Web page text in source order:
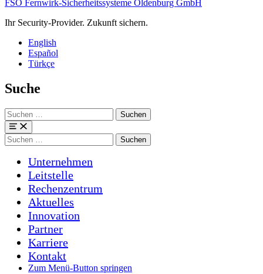
FSO Fernwirk-Sicherheitssysteme Oldenburg GmbH
Ihr Security-Provider. Zukunft sichern.
English
Español
Türkçe
Suche
Suchen
nach:
Menü
Suchen
nach:
Unternehmen
Leitstelle
Rechenzentrum
Aktuelles
Innovation
Partner
Karriere
Kontakt
Zum Menü-Button springen